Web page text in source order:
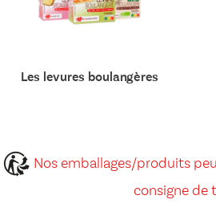
Les levures boulangères
Nos emballages/produits
consigne de